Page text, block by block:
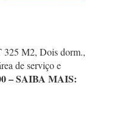
325 M2, Dois dorm.,
de serviço e
– SAIBA MAIS: